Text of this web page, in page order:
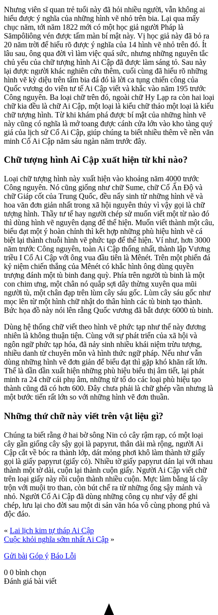
Nhưng viên sĩ quan trẻ tuổi này đã hỏi nhiều người, vẫn không ai
hiểu được ý nghĩa của những hình vẽ nhỏ trên bia. Lại qua mấy
chục năm, tới năm 1822 mới có một học giả người Pháp là
Sămpôliông vén được tấm màn bí mật này. Vị học giả này đã bỏ ra
20 năm trời để hiểu rõ được ý nghĩa của 14 hình vẽ nhỏ trên đó. Ít
lâu sau, ông qua đời vì làm việc quá sức, nhưng những nguyên tắc
chủ yếu của chữ tượng hình Ai Cập đã được làm sáng tỏ. Sau này
lại được người khác nghiên cứu thêm, cuối cùng đã hiểu rõ những
hình vẽ kỳ diệu trên tấm bia đá đó là lời ca tụng chiến công của
Quốc vương do viên tư tế Ai Cập viết và khắc vào năm 195 trước
Công nguyên. Ba loại chữ trên đó, ngoài chữ Hy Lạp ra còn hai loại
chữ kia đều là chữ Ai Cập, một loại là kiểu chữ thảo một loại là kiểu
chữ tượng hình. Từ khi khám phá được bí mật của những hình vẽ
này cũng có nghĩa là mở toang được cánh cửa lớn vào kho tàng quý
giá của lịch sử Cổ Ai Cập, giúp chúng ta biết nhiều thêm về nền văn
minh Cổ Ai Cập năm sáu ngàn năm trước đây.
Chữ tượng hình Ai Cập xuất hiện từ khi nào?
Loại chữ tượng hình này xuất hiện vào khoảng năm 4000 trước
Công nguyên. Nó cũng giống như chữ Sume, chữ Cổ Ấn Độ và
chữ Giáp cốt của Trung Quốc, đều nẩy sinh từ những hình vẽ và
hoa văn đơn giản nhất trong xã hội nguyên thủy vì vậy gọi là chữ
tượng hình. Thầy tư tế hay người chép sử muốn viết một từ nào đó
thì dùng hình vẽ nguyên dạng để thể hiện. Muốn viết thành một câu,
biểu đạt một ý hoàn chỉnh thì kết hợp những phù hiệu hình vẽ cá
biệt lại thành chuỗi hình vẽ phức tạp để thể hiện. Ví như, hơn 3000
năm trước Công nguyên, toàn Ai Cập thống nhất, thành lập Vương
triều I Cổ Ai Cập với ông vua đầu tiên là Mênét. Trên một phiến đá
kỷ niệm chiến thắng của Mênét có khắc hình ông dùng quyền
trượng đánh một tù binh đang quỳ. Phía trên người tù binh là một
con chim ưng, một chân nó quắp sợi dây thừng xuyên qua mũi
người tù, một chân đạp trên lùm cây sáu gốc. Lùm cây sáu gốc như
mọc lên từ một hình chữ nhật do thân hình các tù binh tạo thành.
Bức họa đồ này nói lên rằng Quốc vương đã bắt được 6000 tù binh.
Dùng hệ thống chữ viết theo hình vẽ phức tạp như thế này đương
nhiên là không thuận tiện. Cùng với sự phát triển của xã hội và
ngôn ngữ phức tạp hóa, đã nảy sinh nhiều khái niệm trừu tượng,
nhiều danh từ chuyên môn và hình thức ngữ pháp. Nếu như vẫn
dùng những hình vẽ đơn giản để biểu đạt thì gặp khó khăn rất lớn.
Thế là dần dần xuất hiện những phù hiệu biểu thị âm tiết, lại phát
minh ra 24 chữ cái phụ âm, những từ tổ do các loại phù hiệu tạo
thành cũng đã có hơn 600. Đây chưa phải là chữ ghép vần nhưng là
một bước tiến rất lớn so với những hình vẽ đơn thuần.
Những thứ chữ này viết trên vật liệu gì?
Chúng ta biết rằng ở hai bờ sông Nin cỏ cây rậm rạp, có một loại
cây gần giống cây sậy gọi là papyrut, thân dài mà rộng, người Ai
Cập cắt về bóc ra thành lớp, dát mỏng phơi khô làm thành tờ giấy
gọi là giấy papyrut (giấy cỏ). Nhiều tờ giấy papyrut dán lại với nhau
thành một tờ dài, cuộn lại thành cuộn giấy. Người Ai Cập viết chữ
trên loại giấy này rồi cuộn thành nhiều cuộn. Mực làm bằng lá cây
trộn với muội tro than, còn bút chế ra từ những ống sậy mảnh và
nhỏ. Người Cổ Ai Cập đã dùng những công cụ như vậy để ghi
chép, lưu lại cho đời sau một di sản văn hóa vô cùng phong phú và
độc đáo.
« Lai lịch kim tự tháp Ai Cập
Cuộc khỏi nghĩa sớm nhất Ai Cập »
Gửi bài Góp ý Báo Lỗi
0 0 bình chọn
Đánh giá bài viết